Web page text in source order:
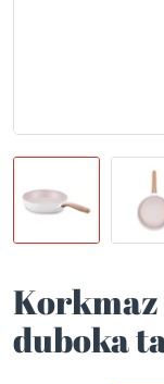
Korkmaz
duboka